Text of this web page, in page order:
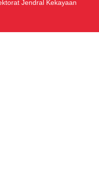
Jendral Kekayaan